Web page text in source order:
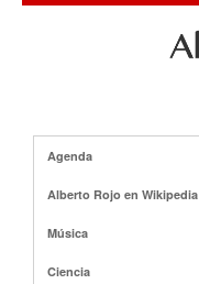
Agenda
Alberto Rojo en Wikipedia
Música
Ciencia